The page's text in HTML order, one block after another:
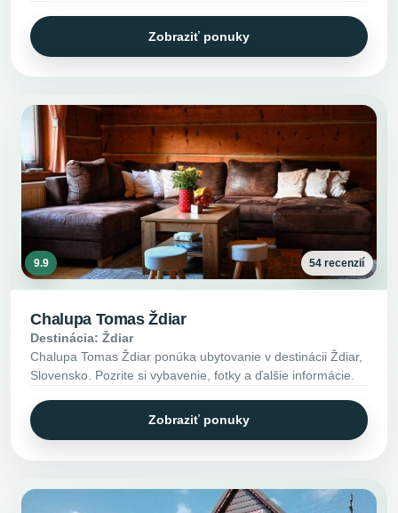
Zobraziť ponuky
9.9 54 recenzií
Chalupa Tomas Ždiar
Destinácia: Ždiar
Chalupa Tomas Ždiar ponúka ubytovanie v destinácii Ždiar,
Slovensko. Pozrite si vybavenie, fotky a ďalšie informácie.
Zobraziť ponuky